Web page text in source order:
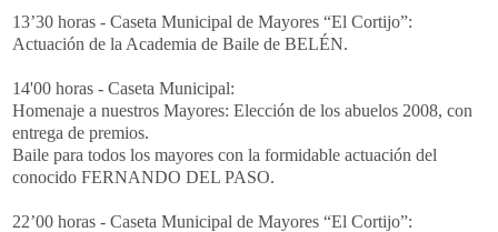
13’30 horas - Caseta Municipal de Mayores “El Cortijo”:
Actuación de la Academia de Baile de BELÉN.
14'00 horas - Caseta Municipal:
Homenaje a nuestros Mayores: Elección de los abuelos 2008, con
entrega de premios.
Baile para todos los mayores con la formidable actuación del
conocido FERNANDO DEL PASO.
22’00 horas - Caseta Municipal de Mayores “El Cortijo”: